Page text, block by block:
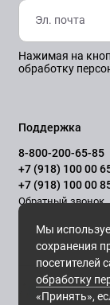
Мы
сохранения
посетителей
обработку
«Принять»,
Нажимая на
обработку
Поддержка
8-800-200-65-85
+7 (918) 100 00
+7 (918) 100 00
Обратный звонок
Ежедневно, с